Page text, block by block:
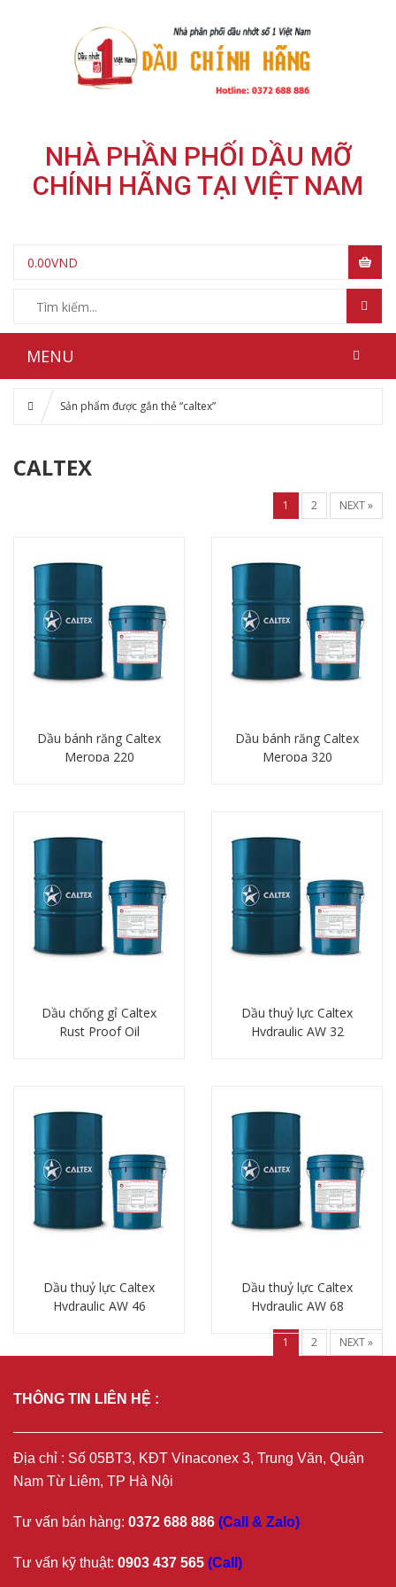
NHÀ PHẦN PHỐI DẦU MỠ
CHÍNH HÃNG TẠI VIỆT NAM
0.00VND
MENU
Sản phẩm được gắn thẻ “caltex”
CALTEX
1 2 NEXT »
Dầu bánh răng Caltex
Meropa 220
Dầu bánh răng Caltex
Meropa 320
Dầu chống gỉ Caltex
Rust Proof Oil
Dầu thuỷ lực Caltex
Hydraulic AW 32
Dầu thuỷ lực Caltex
Hydraulic AW 46
Dầu thuỷ lực Caltex
Hydraulic AW 68
Chi tiết
1 2 NEXT »
THÔNG TIN LIÊN HỆ :
Địa chỉ : Số 05BT3, KĐT Vinaconex 3, Trung Văn, Quận
Nam Từ Liêm, TP Hà Nội
Tư vấn bán hàng: 0372 688 886 (Call & Zalo)
Tư vấn kỹ thuật: 0903 437 565 (Call)